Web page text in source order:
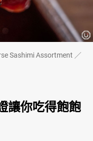
Sashimi Assortment ／
讓你吃得飽飽